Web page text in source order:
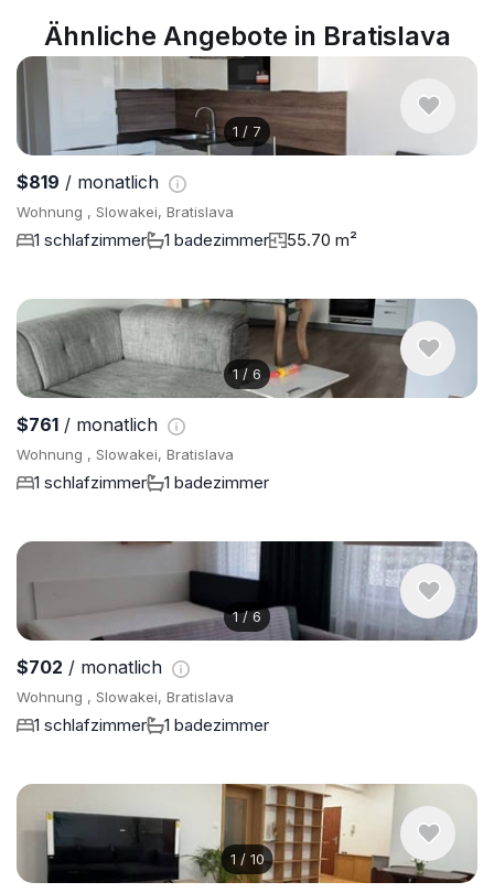
Ähnliche Angebote in Bratislava
1 / 7
$819 / monatlich
Wohnung , Slowakei, Bratislava
1 schlafzimmer 1 badezimmer 55.70 m²
1/ 6
$761 / monatlich
Wohnung , Slowakei, Bratislava
1 schlafzimmer 1 badezimmer
1/6
$702 / monatlich
Wohnung , Slowakei, Bratislava
1 schlafzimmer 1 badezimmer
1 / 10